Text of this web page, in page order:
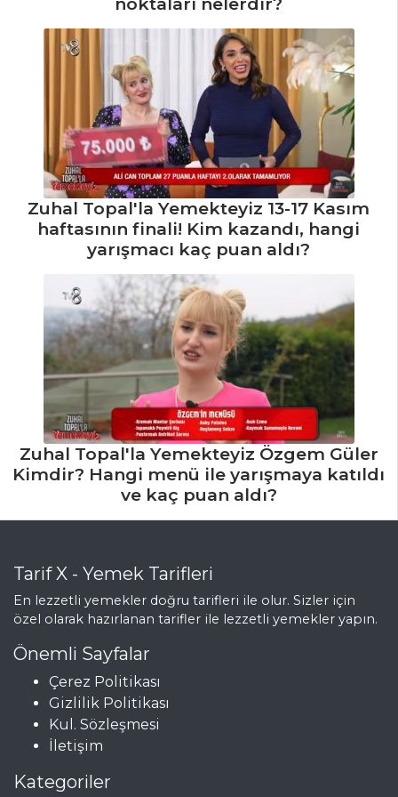
Sirkencübin
Şerbeti Tarifi, Nasıl
Yapılır?
Pancarlı
Fesleğenli Ayran
Tarifi, Nasıl Yapılır?
Elma Şerbeti
Tarifi, Nasıl Yapılır?
İçecekler Tüm
Tarifleri
Zuhal Topal'la Yemekteyiz 13-17 Kasım
haftasının finali! Kim kazandı, hangi
yarışmacı kaç puan aldı?
Zuhal Topal'la Yemekteyiz Özgem Güler
Kimdir? Hangi menü ile yarışmaya katıldı
ve kaç puan aldı?
Tarif X - Yemek Tarifleri
En lezzetli yemekler doğru tarifleri ile olur. Sizler için
özel olarak hazırlanan tarifler ile lezzetli yemekler yapın.
Önemli Sayfalar
Çerez Politikası
Gizlilik Politikası
Kul. Sözleşmesi
İletişim
Kategoriler